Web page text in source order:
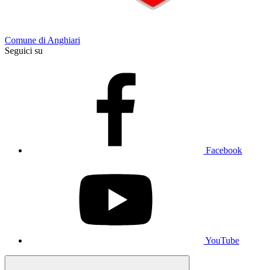
Comune di Anghiari
Seguici su
Facebook
YouTube